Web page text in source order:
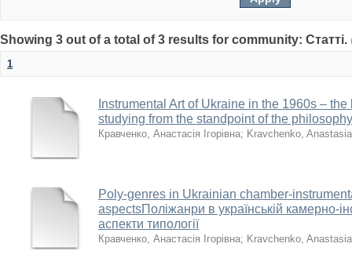
Showing 3 out of a total of 3 results for community: Статті.
1
Instrumental Art of Ukraine in the 1960s –
studying from the standpoint of the
Кравченко, Анастасія Ігорівна; Kravchenko, Anastasia
Poly-genres in Ukrainian chamber-
aspectsПоліжанри в українській камерно-
аспекти типології
Кравченко, Анастасія Ігорівна; Kravchenko, Anastasia